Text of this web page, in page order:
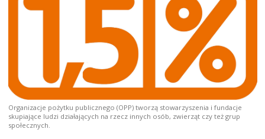
Organizacje pożytku publicznego (OPP) tworzą stowarzyszenia i fundacje
skupiające ludzi działających na rzecz innych osób, zwierząt czy też grup
społecznych.